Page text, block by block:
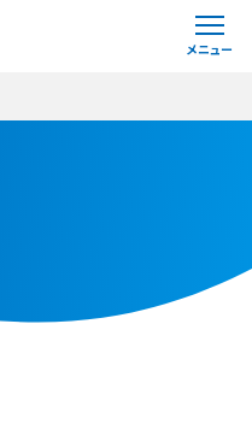
メニュー